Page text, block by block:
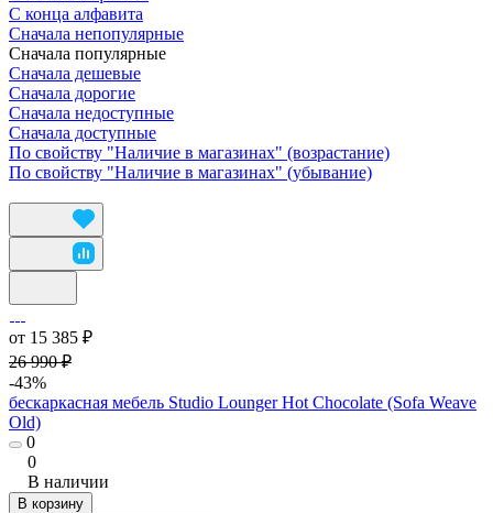
С конца алфавита
Сначала непопулярные
Сначала популярные
Сначала дешевые
Сначала дорогие
Сначала недоступные
Сначала доступные
По свойству "Наличие в магазинах" (возрастание)
По свойству "Наличие в магазинах" (убывание)
от 15 385 ₽
26 990 ₽
-43%
бескаркасная мебель Studio Lounger Hot Chocolate (Sofa Weave
Old)
0
0
В наличии
В корзину